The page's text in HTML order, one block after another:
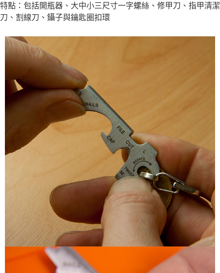
特點：包括開瓶器、大中小三尺寸一字螺絲、修甲刀、指甲清潔
刀、割線刀、鑷子與鑰匙圈扣環